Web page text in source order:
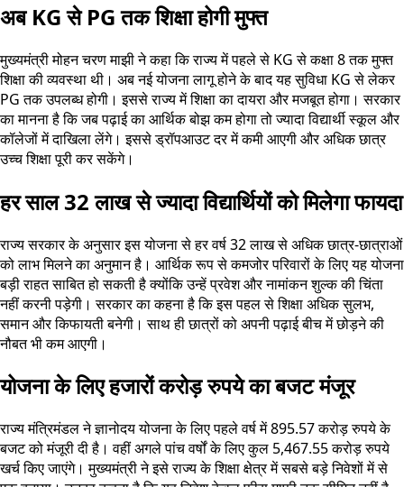
अब KG से PG तक शिक्षा होगी मुफ्त
मुख्यमंत्री मोहन चरण माझी ने कहा कि राज्य में पहले से KG से कक्षा 8 तक मुफ्त
शिक्षा की व्यवस्था थी। अब नई योजना लागू होने के बाद यह सुविधा KG से लेकर
PG तक उपलब्ध होगी। इससे राज्य में शिक्षा का दायरा और मजबूत होगा। सरकार
का मानना है कि जब पढ़ाई का आर्थिक बोझ कम होगा तो ज्यादा विद्यार्थी स्कूल और
कॉलेजों में दाखिला लेंगे। इससे ड्रॉपआउट दर में कमी आएगी और अधिक छात्र
उच्च शिक्षा पूरी कर सकेंगे।
हर साल 32 लाख से ज्यादा विद्यार्थियों को मिलेगा फायदा
राज्य सरकार के अनुसार इस योजना से हर वर्ष 32 लाख से अधिक छात्र-छात्राओं
को लाभ मिलने का अनुमान है। आर्थिक रूप से कमजोर परिवारों के लिए यह योजना
बड़ी राहत साबित हो सकती है क्योंकि उन्हें प्रवेश और नामांकन शुल्क की चिंता
नहीं करनी पड़ेगी। सरकार का कहना है कि इस पहल से शिक्षा अधिक सुलभ,
समान और किफायती बनेगी। साथ ही छात्रों को अपनी पढ़ाई बीच में छोड़ने की
नौबत भी कम आएगी।
योजना के लिए हजारों करोड़ रुपये का बजट मंजूर
राज्य मंत्रिमंडल ने ज्ञानोदय योजना के लिए पहले वर्ष में 895.57 करोड़ रुपये के
बजट को मंजूरी दी है। वहीं अगले पांच वर्षों के लिए कुल 5,467.55 करोड़ रुपये
खर्च किए जाएंगे। मुख्यमंत्री ने इसे राज्य के शिक्षा क्षेत्र में सबसे बड़े निवेशों में से